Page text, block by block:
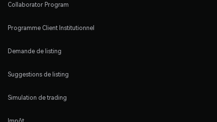
Collaborator Program
Programme Client Institutionnel
Demande de listing
Suggestions de listing
Simulation de trading